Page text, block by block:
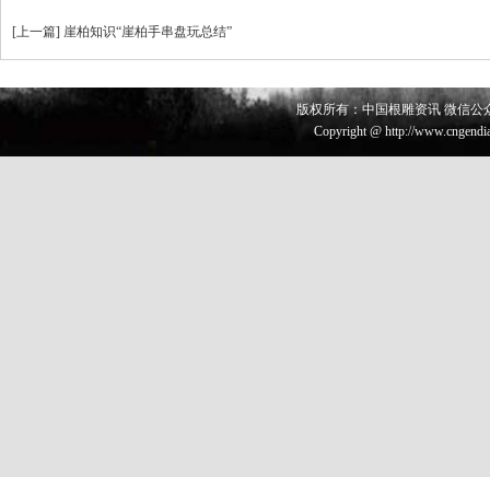
[上一篇] 崖柏知识“崖柏手串盘玩总结”
版权所有：中国根雕资讯 微信公
Copyright @ http://